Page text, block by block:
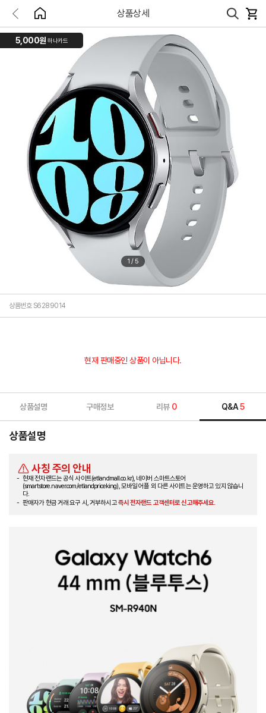
상품상세
5,000원 하나카드
1 / 5
상품번호 S6289014
현재 판매중인 상품이 아닙니다.
상품설명 구매정보 리뷰 0 Q&A5
상품설명
사칭 주의 안내
현재 전자랜드는 공식 사이트(etlandmall.co.kr), 네이버 스마트스토어
(smartstore.naver.com/etlandpriceking), 모바일 어플 외 다른 사이트는 운영하고 있지 않습니
다.
판매자가 현금 거래 요구 시, 거부하시고즉시 전자랜드 고객센터로 신고해주세요.